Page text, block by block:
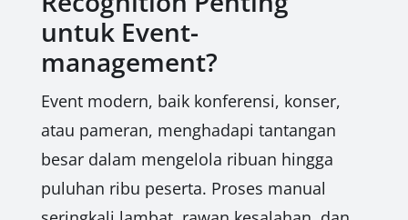
untuk Event-
management?
Event modern, baik konferensi, konser,
atau pameran, menghadapi tantangan
besar dalam mengelola ribuan hingga
puluhan ribu peserta. Proses manual